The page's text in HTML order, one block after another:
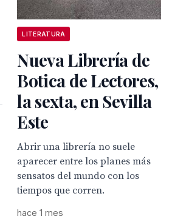
LITERATURA
Nueva Librería de
Botica de Lectores,
la sexta, en Sevilla
Este
Abrir una librería no suele
aparecer entre los planes más
sensatos del mundo con los
tiempos que corren.
hace 1 mes